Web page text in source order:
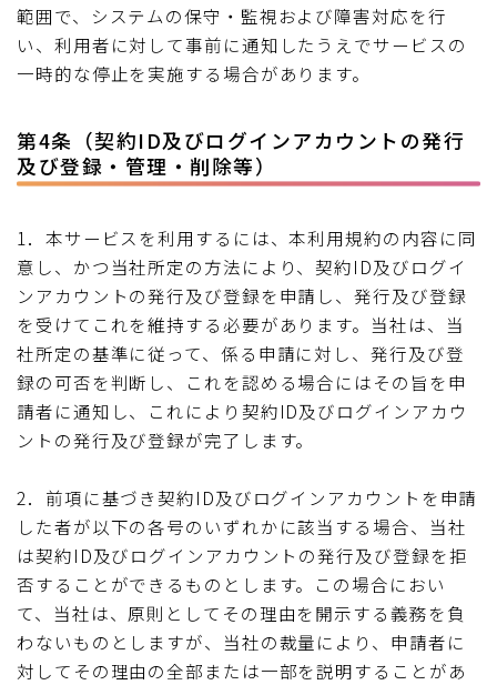
範囲で、システムの保守・監視および障害対応を行
い、利用者に対して事前に通知したうえでサービスの
一時的な停止を実施する場合があります。
第4条（契約ID及びログインアカウントの発行
及び登録・管理・削除等）
1．本サービスを利用するには、本利用規約の内容に同
意し、かつ当社所定の方法により、契約ID及びログイ
ンアカウントの発行及び登録を申請し、発行及び登録
を受けてこれを維持する必要があります。当社は、当
社所定の基準に従って、係る申請に対し、発行及び登
録の可否を判断し、これを認める場合にはその旨を申
請者に通知し、これにより契約ID及びログインアカウ
ントの発行及び登録が完了します。
2．前項に基づき契約ID及びログインアカウントを申請
した者が以下の各号のいずれかに該当する場合、当社
は契約ID及びログインアカウントの発行及び登録を拒
否することができるものとします。この場合におい
て、当社は、原則としてその理由を開示する義務を負
わないものとしますが、当社の裁量により、申請者に
対してその理由の全部または一部を説明することがあ